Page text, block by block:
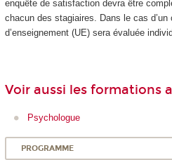
enquête de satisfaction devra être
chacun des stagiaires. Dans le cas
d’enseignement (UE) sera évaluée
Voir aussi les formations
Psychologue
PROGRAMME